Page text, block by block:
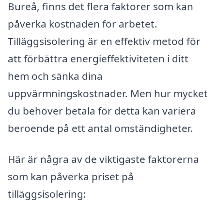
Bureå, finns det flera faktorer som kan
påverka kostnaden för arbetet.
Tilläggsisolering är en effektiv metod för
att förbättra energieffektiviteten i ditt
hem och sänka dina
uppvärmningskostnader. Men hur mycket
du behöver betala för detta kan variera
beroende på ett antal omständigheter.
Här är några av de viktigaste faktorerna
som kan påverka priset på
tilläggsisolering: